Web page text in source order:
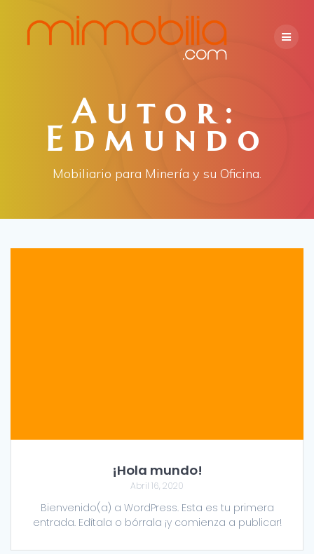
to
content
Autor:
Edmundo
Mobiliario para Minería y su Oficina.
¡Hola mundo!
Abril 16, 2020
Bienvenido(a) a WordPress. Esta es tu primera
entrada. Edítala o bórrala ¡y comienza a publicar!